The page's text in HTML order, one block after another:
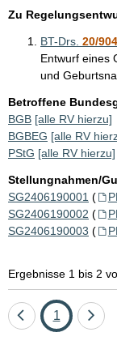
Zu
BT-Drs. 20/
Entwurf eines
und
Betroffene
BGB [alle RV hierzu]
BGBEG [alle RV
PStG [alle RV hierzu]
Stellungnahmen/
SG2406190001 (
SG2406190002 (
SG2406190003 (
Ergebnisse 1 bis 2
EineSeite
1